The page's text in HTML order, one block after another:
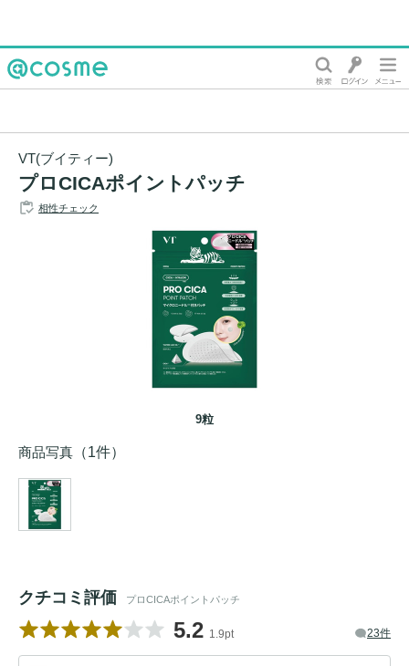
VT(ブイティー)
プロCICAポイントパッチ
相性チェック
9粒
商品写真 （1件）
クチコミ評価 プロCICAポイントパッチ
5.2 1.9pt 23件